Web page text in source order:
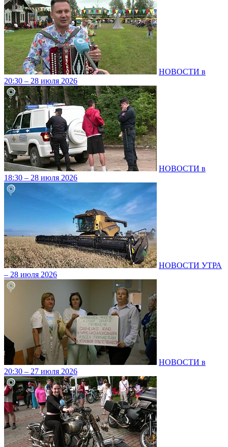
НОВОСТИ в
20:30 – 28 июля 2026
НОВОСТИ в
18:30 – 28 июля 2026
НОВОСТИ УТРА
– 28 июля 2026
НОВОСТИ в
20:30 – 27 июля 2026